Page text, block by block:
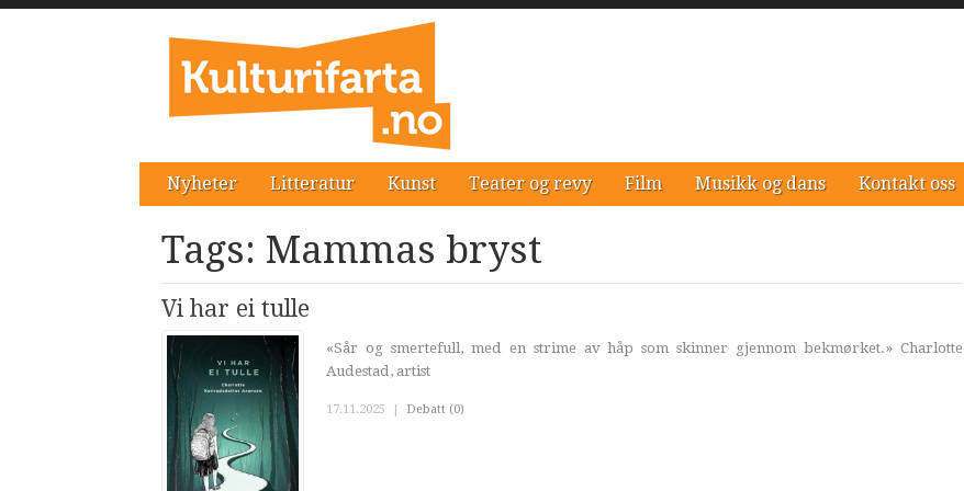
Nyheter Litteratur Kunst Teater og revy Film Musikk og dans Kontakt oss
Tags: Mammas bryst
Vi har ei tulle
«Sår og smertefull, med en strime av håp som skinner gjennom bekmørket.» Charlotte
Audestad, artist
17.11.2025 | Debatt (0)